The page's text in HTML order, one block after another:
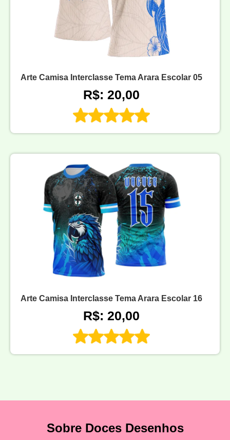
Arte Camisa Interclasse Tema Arara Escolar 05
R$: 20,00
Arte Camisa Interclasse Tema Arara Escolar 16
R$: 20,00
Sobre Doces Desenhos